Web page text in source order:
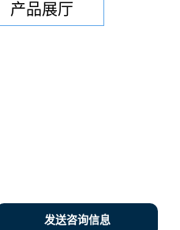
产品展厅
发送咨询信息